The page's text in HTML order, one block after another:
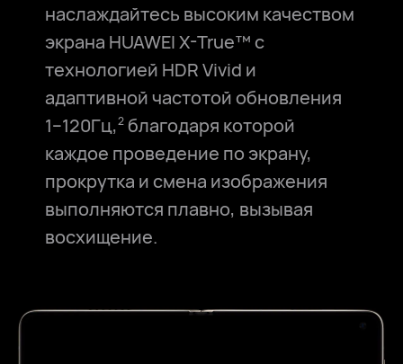
наслаждайтесь высоким качеством
экрана HUAWEI X-True™ с
технологией HDR Vivid и
адаптивной частотой обновления
1–120⁠Гц⁠,⁠2благодаря которой
каждое проведение по экрану,
прокрутка и смена изображения
выполняются плавно, вызывая
восхищение.